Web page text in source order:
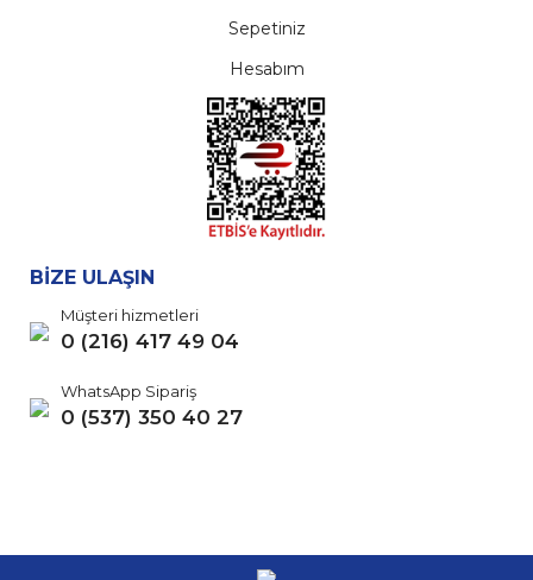
Sepetiniz
Hesabım
BİZE ULAŞIN
Müşteri hizmetleri
0 (216) 417 49 04
WhatsApp Sipariş
0 (537) 350 40 27